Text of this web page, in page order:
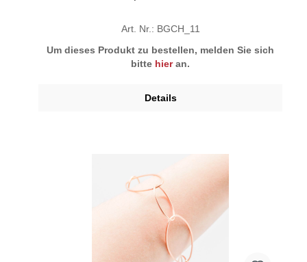
Art. Nr.: BGCH_11
Um dieses Produkt zu bestellen, melden Sie sich
bitte hieran.
Details